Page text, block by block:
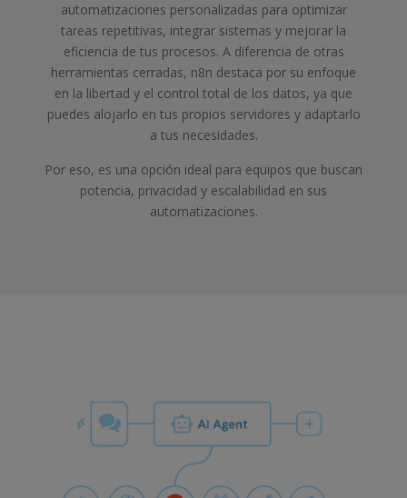
automatizaciones personalizadas para optimizar
tareas repetitivas, integrar sistemas y mejorar la
eficiencia de tus procesos. A diferencia de otras
herramientas cerradas, n8n destaca por su enfoque
en la libertad y el control total de los datos, ya que
puedes alojarlo en tus propios servidores y adaptarlo
a tus necesidades.
Por eso, es una opción ideal para equipos que buscan
potencia, privacidad y escalabilidad en sus
automatizaciones.